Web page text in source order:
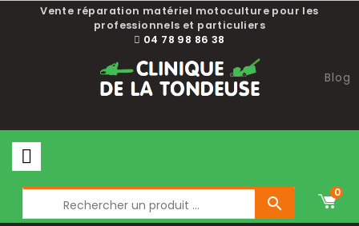
Vente réparation matériel motoculture pour les
professionnels et particuliers
04 78 98 86 38
Blog

0